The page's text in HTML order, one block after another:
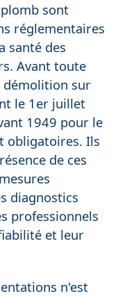
sont
réglementaires
santé des
Avant toute
démolition sur
le 1er juillet
1949 pour le
obligatoires. Ils
de ces
diagnostics
professionnels
et leur
n'est